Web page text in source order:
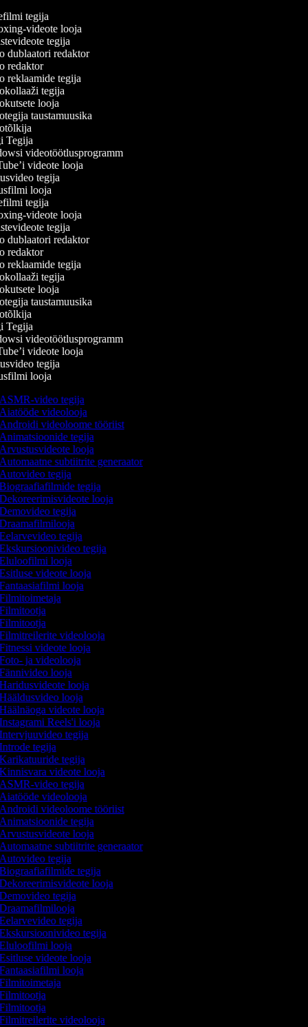
tegija
videote looja
tegija
dublaatori redaktor
redaktor
reklaamide tegija
tegija
looja
taustamuusika
videotöötlusprogramm
videote looja
tegija
looja
tegija
videote looja
tegija
dublaatori redaktor
redaktor
reklaamide tegija
tegija
looja
taustamuusika
videotöötlusprogramm
videote looja
tegija
looja
video tegija
videolooja
videoloome tööriist
tegija
looja
subtiitrite generaator
tegija
tegija
looja
tegija
tegija
tegija
looja
videote looja
looja
videolooja
videote looja
ja videolooja
looja
looja
looja
videote looja
Reels'i looja
tegija
tegija
tegija
videote looja
video tegija
videolooja
videoloome tööriist
tegija
looja
subtiitrite generaator
tegija
tegija
looja
tegija
tegija
tegija
looja
videote looja
looja
videolooja